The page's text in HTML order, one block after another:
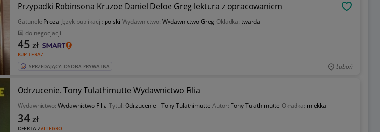
Przypadki Robinsona Kruzoe Daniel Defoe Greg lektura z opracowaniem
Gatunek: Proza Język publikacji: polski Wydawnictwo: Wydawnictwo Greg Okładka: twarda
do negocjacji
KUP TERAZ
45 zł
SPRZEDAJĄCY: OSOBA PRYWATNA Luboń
Odrzucenie. Tony Tulathimutte Wydawnictwo Filia
Wydawnictwo: Wydawnictwo Filia Tytuł: Odrzucenie - Tony Tulathimutte Autor: Tony Tulathimutte Okładka: miękka
OFERTA ZALLEGRO
34 zł